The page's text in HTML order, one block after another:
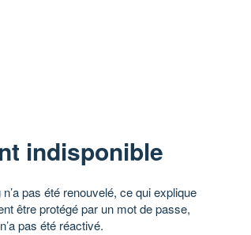
indisponible
pas été renouvelé, ce qui explique
être protégé par un mot de passe,
pas été réactivé.